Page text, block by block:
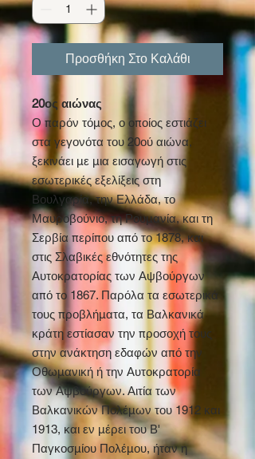
Προσθήκη Στο Καλάθι
20ος αιώνας
Ο παρόν τόμος, ο οποίος εστιάζει
στα γεγονότα του 20ού αιώνα,
ξεκινάει με μια εισαγωγή στις
εσωτερικές εξελίξεις στη
Βουλγαρία, την Ελλάδα, το
Μαυροβούνιο, τη Ρουμανία, και τη
Σερβία περίπου από το 1878, και
στις Σλαβικές εθνότητες της
Αυτοκρατορίας των Αψβούργων
από το 1867. Παρόλα τα εσωτερικά
τους προβλήματα, τα Βαλκανικά
κράτη εστίασαν την προσοχή τους
στην ανάκτηση εδαφών από την
Οθωμανική ή την Αυτοκρατορία
των Αψβούργων. Αιτία των
Βαλκανικών Πολέμων του 1912 και
1913, και εν μέρει του Β'
Παγκοσμίου Πολέμου, ήταν η